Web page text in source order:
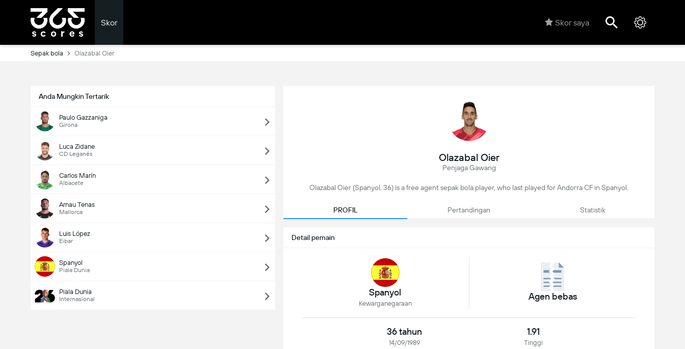
Skor Skor saya
Sepak bola Olazabal Oier
Anda Mungkin Tertarik
Paulo Gazzaniga
Girona
Luca Zidane
CD Leganés
Carlos Marín
Albacete
Arnau Tenas
Mallorca
Luis López
Eibar
Spanyol
Piala Dunia
Piala Dunia
Internasional
Olazabal Oier
Penjaga Gawang
Olazabal Oier (Spanyol, 36) is a free agent sepak bola player, who last played for Andorra CF in Spanyol.
PROFIL Pertandingan Statistik
Detail pemain
Spanyol
Kewarganegaraan
Agen bebas
36 tahun
14/09/1989
1.91
Tinggi